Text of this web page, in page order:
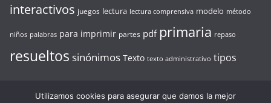
interactivos juegos lectura lectura comprensiva modelo método
niños palabras para imprimir partes pdf primaria repaso
resueltos sinónimos Texto texto administrativo tipos
Utilizamos cookies para asegurar que damos la mejor